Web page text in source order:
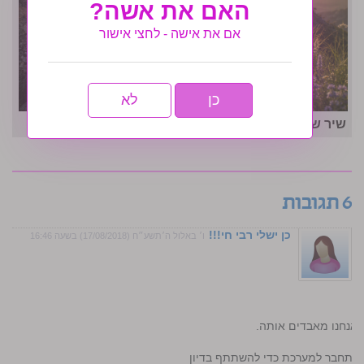
שיר של יום: חסיד
6 תגובות
כן ישלי רבי חי!!! ו׳ באלול ה׳תשע״ח (17/08/2018) בשעה 16:46
אנחנו מאבדים אותה.
התחבר למערכת כדי להשתתף בדיון
האם את אשה?
אם את אישה - לחצי אישור
כן לא